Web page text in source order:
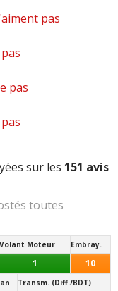
pas
pas
sur les 151 avis
toutes
Volant Moteur Embray.
1 10
Transm. (Diff./BDT)